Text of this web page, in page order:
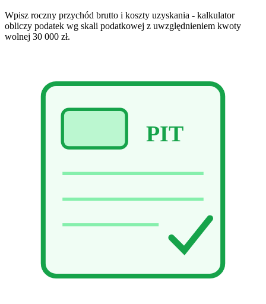
Wpisz roczny przychód brutto i koszty uzyskania - kalkulator
obliczy podatek wg skali podatkowej z uwzględnieniem kwoty
wolnej 30 000 zł.
PIT